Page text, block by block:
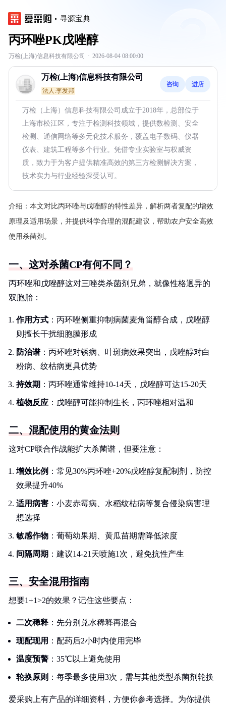
寻源宝典
丙环唑PK戊唑醇
万检(上海)信息科技有限公司 · 2026-08-04 08:00:00
万检(上海)信息科技有限公司
法人:李发邦
咨询 进店
万检（上海）信息科技有限公司成立于2018年，总部位于
上海市松江区，专注于检测科技领域，提供数检测、安全
检测、通信网络等多元化技术服务，覆盖电子数码、仪器
仪表、建筑工程等多个行业。凭借专业实验室与权威资
质，致力于为客户提供精准高效的第三方检测解决方案，
技术实力与行业经验深受认可。
介绍： 本文对比丙环唑与戊唑醇的特性差异，解析两者复配的增效
原理及适用场景，并提供科学合理的混配建议，帮助农户安全高效
使用杀菌剂。
一、这对杀菌CP有何不同？
丙环唑和戊唑醇这对三唑类杀菌剂兄弟，就像性格迥异的
双胞胎：
作用方式 ：丙环唑侧重抑制病菌麦角甾醇合成，戊唑醇
则擅长干扰细胞膜形成
防治谱：丙环唑对锈病、叶斑病效果突出，戊唑醇对白
粉病、纹枯病更具优势
持效期 ：丙环唑通常维持10-14天，戊唑醇可达15-20天
植物反应 ：戊唑醇可能抑制生长，丙环唑相对温和
二、混配使用的黄金法则
这对CP联合作战能扩大杀菌谱，但要注意：
增效比例 ：常见30%丙环唑+20%戊唑醇复配制剂，防控
效果提升40%
适用病害 ：小麦赤霉病、水稻纹枯病等复合侵染病害理
想选择
敏感作物 ：葡萄幼果期、黄瓜苗期需降低浓度
间隔周期 ：建议14-21天喷施1次，避免抗性产生
三、安全混用指南
想要1+1>2的效果？记住这些要点：
二次稀释 ：先分别兑水稀释再混合
现配现用 ：配药后2小时内使用完毕
温度预警 ：35℃以上避免使用
轮换原则 ：每季最多使用3次，需与其他类型杀菌剂轮换
爱采购上有产品的详细资料，方便你参考选择。为你提供